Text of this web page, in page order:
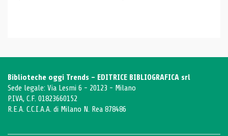
Biblioteche oggi Trends - EDITRICE BIBLIOGRAFICA srl
Sede legale: Via Lesmi 6 - 20123 - Milano
P.IVA, C.F. 01823660152
R.E.A. C.C.I.A.A. di Milano N. Rea 878486